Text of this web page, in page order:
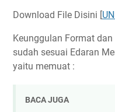
Download File Disini [
Keunggulan Format dan
sudah sesuai Edaran
yaitu memuat :
BACA JUGA